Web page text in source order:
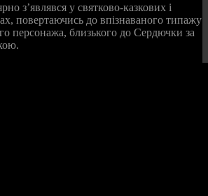
з’являвся у святково‑казкових і
повертаючись до впізнаваного типажу
персонажа, близького до Сердючки за